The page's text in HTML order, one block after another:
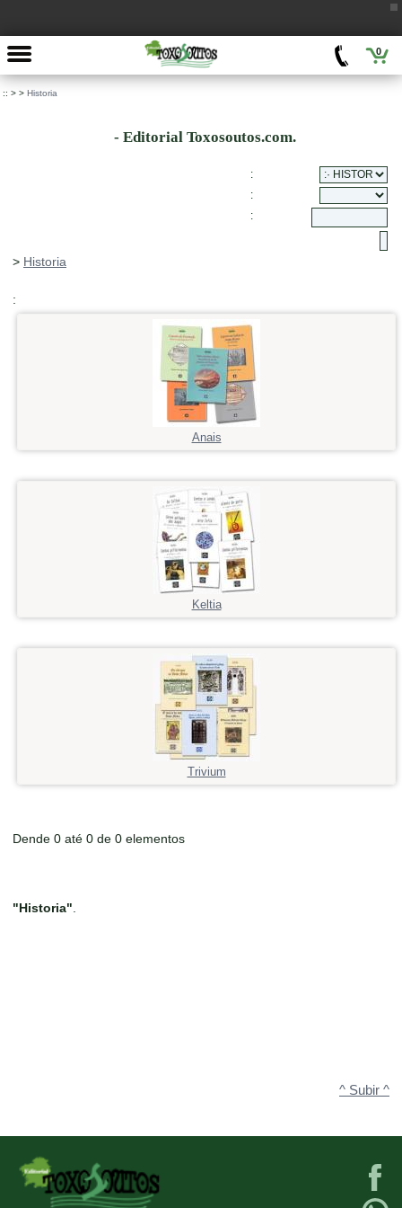
0
:: > > Historia
- Editorial Toxosoutos.com.
:
:
:
> Historia
:
Anais
Keltia
Trivium
Dende 0 até 0 de 0 elementos
"Historia"
^ Subir ^